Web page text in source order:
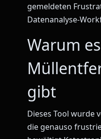
gemeldeten
Datenanalyse-
Warum
gibt
Dieses Tool wurde
die genauso